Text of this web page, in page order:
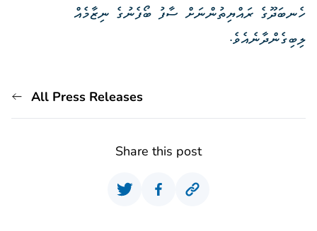
All Press Releases
Share this post
ހެނބަދޫގެ ރައްޔިތުންނަށް ސާފު ބޯފެނުގެ ނިޒާމެއް
ލިބިގެންދާނެއެވެ.